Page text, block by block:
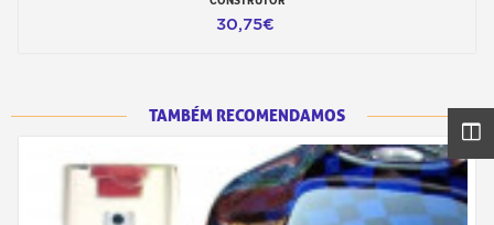
30,75€
TAMBÉM RECOMENDAMOS